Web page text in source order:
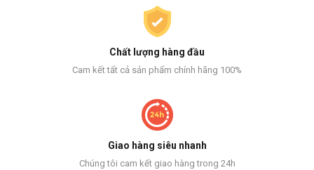
Chất lượng hàng đầu
Cam kết tất cả sản phẩm chính hãng 100%
Giao hàng siêu nhanh
Chúng tôi cam kết giao hàng trong 24h